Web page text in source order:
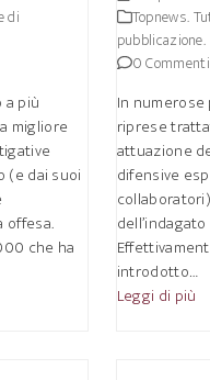
di
più
migliore
(e dai suoi
offesa.
che ha
Topnews.
pubblicazione.
0 Commenti
In
riprese
attuazione
difensive
introdotto…
Leggi di più